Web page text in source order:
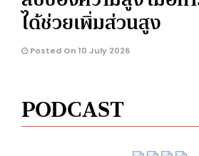
ได้ช่วยเพิ่มส่วนสูง
Posted On 10 July 2026
PODCAST